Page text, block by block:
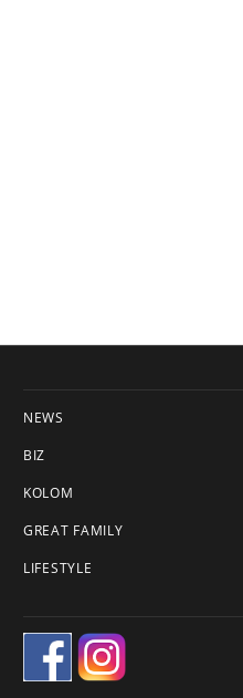
NEWS
BIZ
KOLOM
GREAT FAMILY
LIFESTYLE